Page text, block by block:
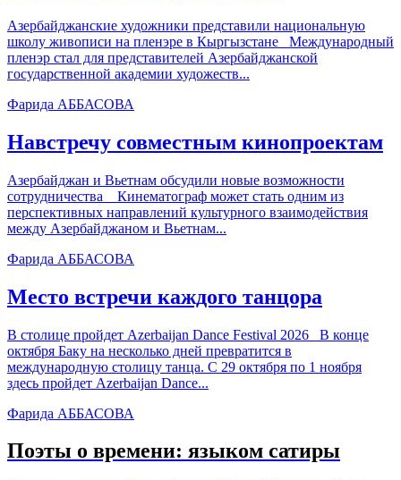
Азербайджанские художники представили национальную
школу живописи на пленэре в Кыргызстане Международный
пленэр стал для представителей Азербайджанской
государственной академии художеств...
Фарида АББАСОВА
Навстречу совместным кинопроектам
Азербайджан и Вьетнам обсудили новые возможности
сотрудничества Кинематограф может стать одним из
перспективных направлений культурного взаимодействия
между Азербайджаном и Вьетнам...
Фарида АББАСОВА
Место встречи каждого танцора
В столице пройдет Azerbaijan Dance Festival 2026 В конце
октября Баку на несколько дней превратится в
международную столицу танца. С 29 октября по 1 ноября
здесь пройдет Azerbaijan Dance...
Фарида АББАСОВА
Поэты о времени: языком сатиры